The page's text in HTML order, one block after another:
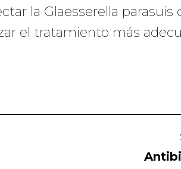
la Glaesserella parasuis
el tratamiento más